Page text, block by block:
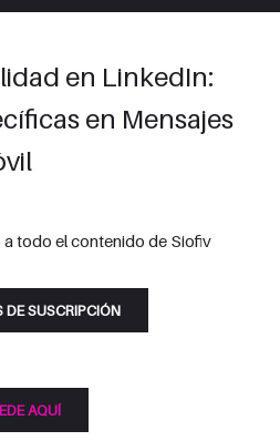
en LinkedIn:
en Mensajes
todo el contenido de Siofiv
DE SUSCRIPCIÓN
AQUÍ